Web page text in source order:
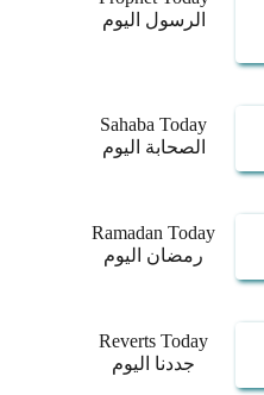
الرسول اليوم
Sahaba Today
الصحابة اليوم
Ramadan Today
رمضان اليوم
Reverts Today
جددنا اليوم